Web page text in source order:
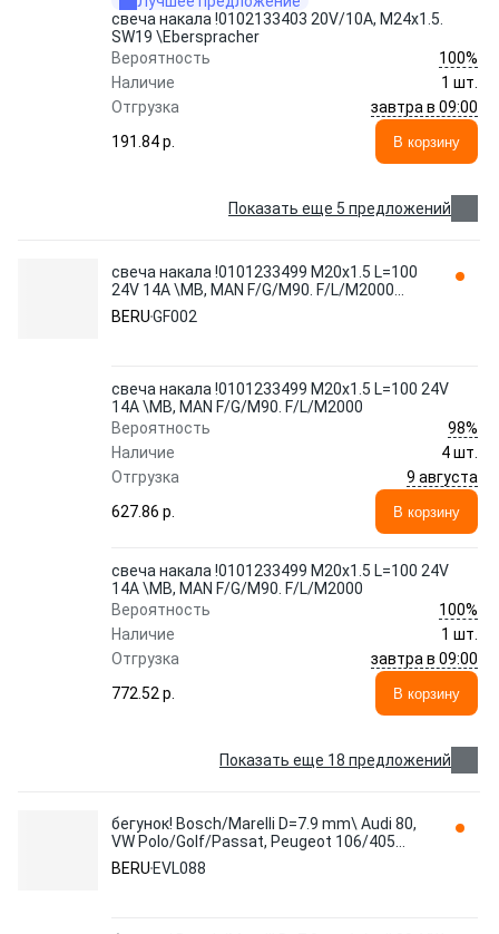
свеча накала !0102133403 20V/10A, M24x1.5.
SW19 \Eberspracher
Вероятность
100%
Наличие
1 шт.
Отгрузка
завтра в 09:00
191.84 p.
В корзину
Показать еще 5 предложений
свеча накала !0101233499 M20x1.5 L=100
24V 14A \MB, MAN F/G/M90. F/L/M2000
GF002 BERU
BERUGF002
свеча накала !0101233499 M20x1.5 L=100 24V
14A \MB, MAN F/G/M90. F/L/M2000
Вероятность
98%
Наличие
4 шт.
Отгрузка
9 августа
627.86 p.
В корзину
свеча накала !0101233499 M20x1.5 L=100 24V
14A \MB, MAN F/G/M90. F/L/M2000
Вероятность
100%
Наличие
1 шт.
Отгрузка
завтра в 09:00
772.52 p.
В корзину
Показать еще 18 предложений
бегунок! Bosch/Marelli D=7.9 mm\ Audi 80,
VW Polo/Golf/Passat, Peugeot 106/405
1.0-2.2i 74-05 EVL088 BERU
BERU EVL088